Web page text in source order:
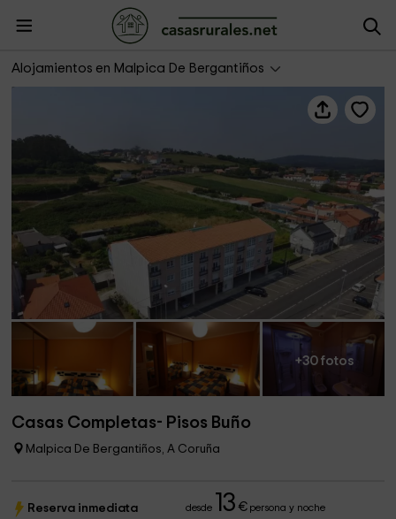
Alojamientos en Malpica De Bergantiños
Casas Completas- Pisos Buño
+30 fotos
Casas Completas- Pisos Buño
Malpica De Bergantiños, A Coruña
Reserva inmediata desde 13 €persona y noche